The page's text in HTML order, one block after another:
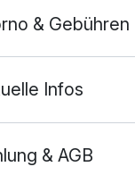
& Gebühren
Infos
& AGB